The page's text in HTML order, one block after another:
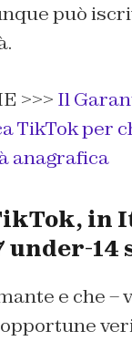
può
>>> Il
TikTok per
anagrafica
in
under-14
e che –